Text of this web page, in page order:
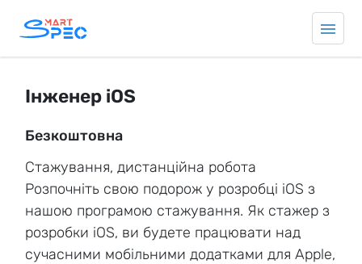
Інженер iOS
Безкоштовна
Стажування, дистанційна робота
Розпочніть свою подорож у розробці iOS з
нашою програмою стажування. Як стажер з
розробки iOS, ви будете працювати над
сучасними мобільними додатками для Apple,